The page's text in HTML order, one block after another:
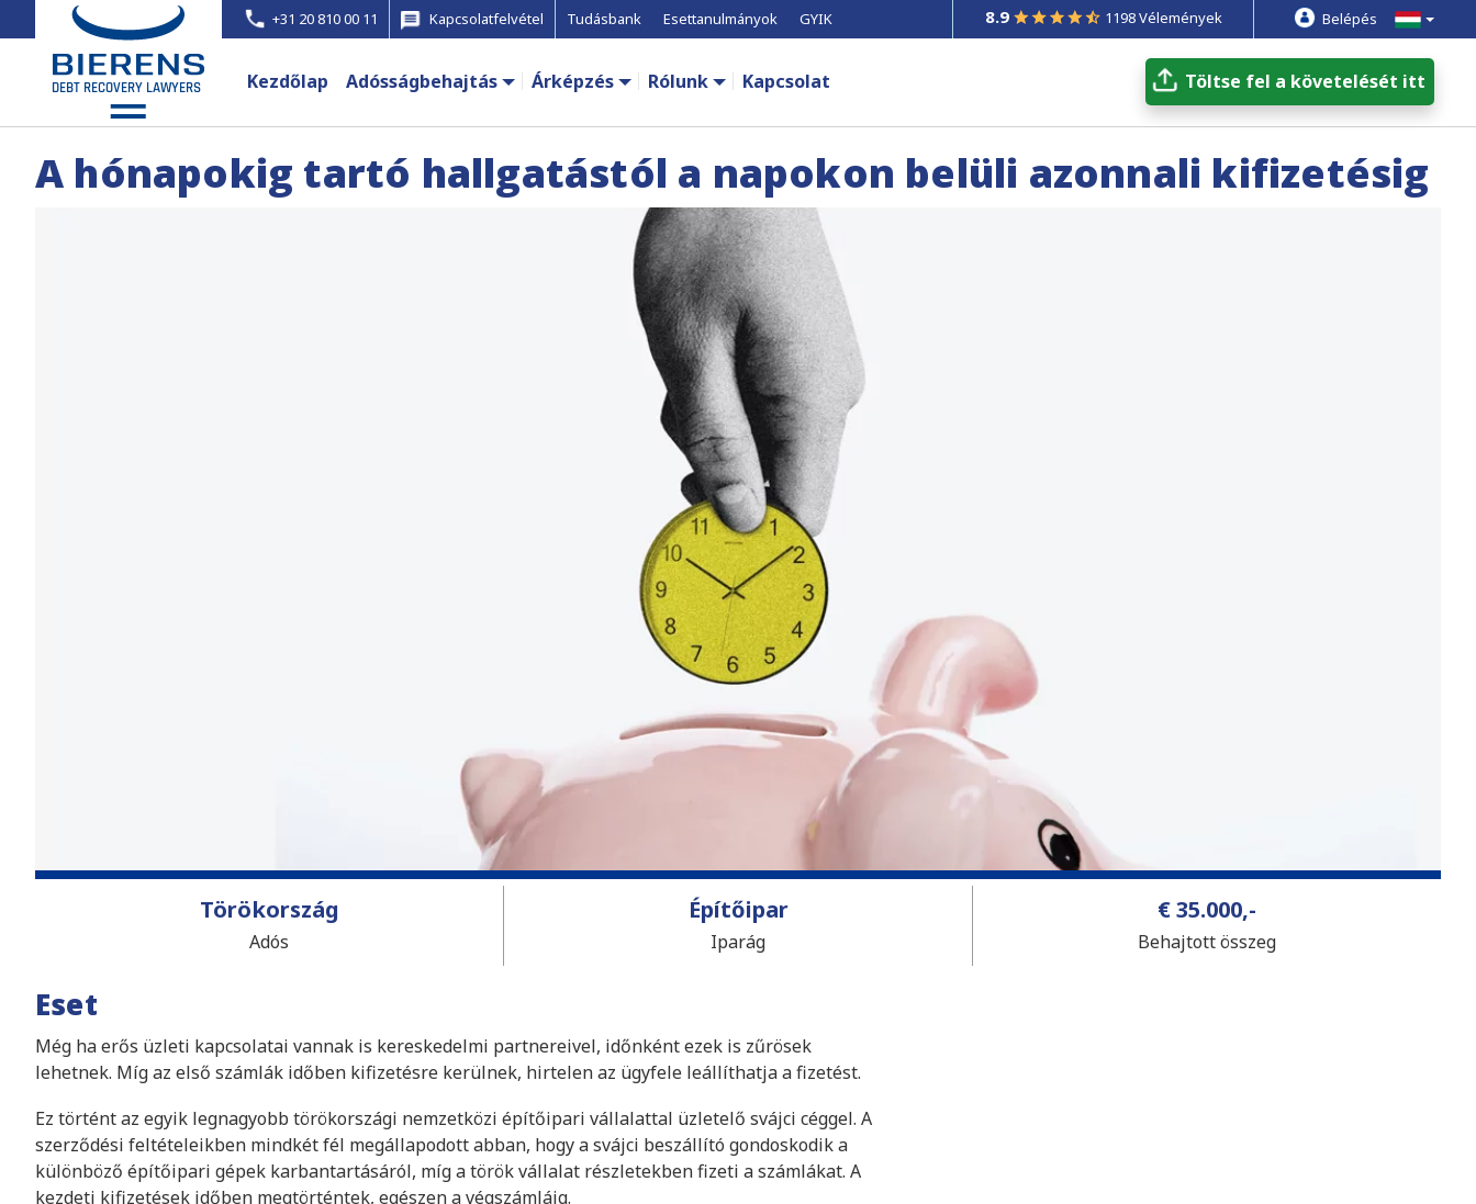
+31 20 810 00 11 Kapcsolatfelvétel Tudásbank Esettanulmányok GYIK 8.9 1198 Vélemények Belépés
Kezdőlap Adósságbehajtás Árképzés Rólunk Kapcsolat Töltse fel a követelését itt
A hónapokig tartó hallgatástól a napokon belüli azonnali kifizetésig
Törökország
Adós
Építőipar
Iparág
€ 35.000,-
Behajtott összeg
Eset
Még ha erős üzleti kapcsolatai vannak is kereskedelmi partnereivel, időnként ezek is zűrösek
lehetnek. Míg az első számlák időben kifizetésre kerülnek, hirtelen az ügyfele leállíthatja a fizetést.
Ez történt az egyik legnagyobb törökországi nemzetközi építőipari vállalattal üzletelő svájci céggel. A
szerződési feltételeikben mindkét fél megállapodott abban, hogy a svájci beszállító gondoskodik a
különböző építőipari gépek karbantartásáról, míg a török vállalat részletekben fizeti a számlákat. A
kezdeti kifizetések időben megtörténtek, egészen a végszámláig.